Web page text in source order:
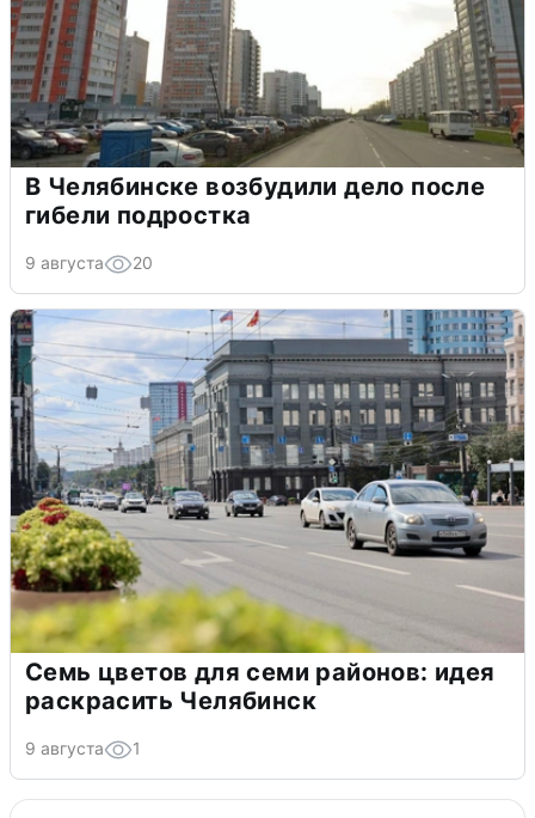
В Челябинске возбудили дело после
гибели подростка
9 августа 20
Семь цветов для семи районов: идея
раскрасить Челябинск
9 августа 1